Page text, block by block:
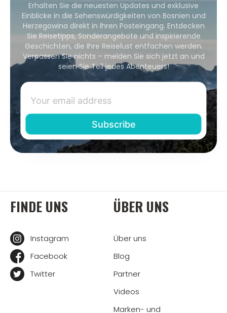
Erhalten Sie die neuesten Updates und exklusive
Einblicke in die Sehenswürdigkeiten von Bosnien und
Herzegowina direkt in Ihren Posteingang. Entdecken
Sie Reisetipps, Sonderangebote und inspirierende
Geschichten, die Ihre Reiselust entfachen werden.
Verpassen Sie nichts – melden Sie sich jetzt an und
seien Sie Teil jedes Abenteuers!
FINDE UNS
Instagram
Facebook
Twitter
ÜBER UNS
Über uns
Blog
Partner
Videos
Marken- und